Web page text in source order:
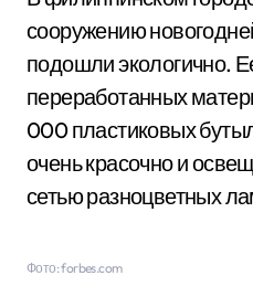
сооружению
подошли экологично.
переработанных
000 пластиковых
очень красочно и
сетью разноцветных
Фото: forbes.com